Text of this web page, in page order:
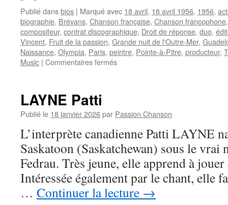
Publié dansbios | Marqué avec 18 avril, 18 avril 1956, 1956,
biographie, Brévans, Chanson française, Chanson francophone
compositeur, contrat discographique, Droit de réponse, duo,
Vincent, Fruit de la passion, Grande nuit de l'Outre-Mer,
Naissance, Olympia, Paris, peintre, Pointe-à-Pitre, producteur,
Music | Commentaires ferméssur
LAYNE Patti
Publié le 18 janvier 2026par Passion Chanson
L’interprète canadienne Patti LAYNE
Saskatoon (Saskatchewan) sous le vrai
Fedrau. Très jeune, elle apprend à
Intéressée également par le chant, elle
… Continuer la lecture →